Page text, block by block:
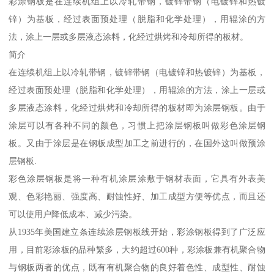
锌）为基板，经过表面预处理（脱脂和化学处理），用辊涂的方
法，涂上一层或多层液态涂料，化经过烘烤和冷却所得的板材。
简介
在连续机组上以冷轧带钢，镀锌带钢（电镀锌和热镀锌）为基板，
经过表面预处理（脱脂和化学处理），用辊涂的方法，涂上一层或
多层液态涂料，化经过烘烤和冷却所得的板材即为涂层钢板。由于
涂层可以有各种不同的颜色，习惯上把涂层钢板叫做彩色涂层钢
板。又由于涂层是在钢板成型加工之前进行的，在国外这叫做预涂
层钢板.
彩色涂层钢板是将一种有机涂层涂敷于钢材表面，它具有外表美
观、色彩艳丽、强度高、耐蚀性好、加工成型方便等优点，而且还
可以使用户降低成本、减少污染。
从1935年美国建立条连续涂层钢板线开始，彩涂钢板得到了广泛应
用，目前彩涂板的品种繁多，大约超过600种，彩涂板兼有机聚合物
与钢板两者的优点，既有有机聚合物的良好着色性、成型性、耐蚀